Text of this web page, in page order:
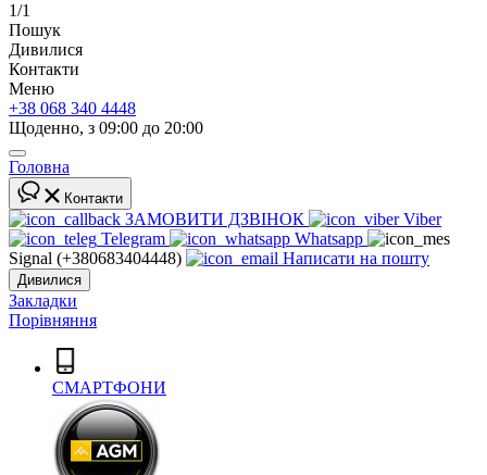
1/1
Пошук
Дивилися
Контакти
Меню
+38 068 340 4448
Щоденно, з 09:00 до 20:00
Головна
Контакти
ЗАМОВИТИ ДЗВІНОК
Viber
Telegram
Whatsapp
Signal (+380683404448)
Написати на пошту
Дивилися
Закладки
Порівняння
СМАРТФОНИ